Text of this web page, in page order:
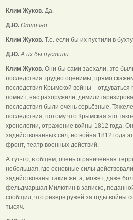
Клим Жуков. Да.
Д.Ю. Отлично.
Клим Жуков. Т.е. если бы их пустили в
Д.Ю.А их бы пустили.
Клим Жуков. Они бы сами заехали, это
последствия трудно оценимы, прямо
последствия Крымской войны –
помнит, нас разоружили,
последствия были очень серьёзные.
последствия, потому что Крымская это
хронологии, отражение войны 1812 года.
задействованных сил, но война 1812 года
фронт, театр военных действий.
А тут-то, в общем, очень ограниченная
небольшая, где основные силы
задействованы такие же, а, может, даже
фельдмаршал Милютин в записке, поданной
сообщил, что резерв ружей за годы войны
тысяч.